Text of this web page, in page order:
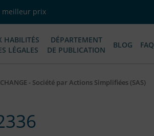
meilleur prix
HABILITÉS
LÉGALES
DÉPARTEMENT
DE PUBLICATION
BLOG FAQ
- Société par Actions Simplifiées (SAS)